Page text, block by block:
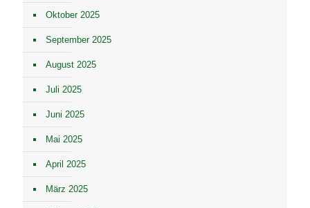
Oktober 2025
September 2025
August 2025
Juli 2025
Juni 2025
Mai 2025
April 2025
März 2025